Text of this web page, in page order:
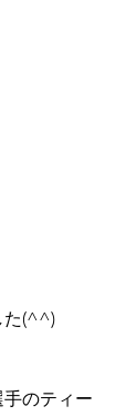
た(^^)
のティー